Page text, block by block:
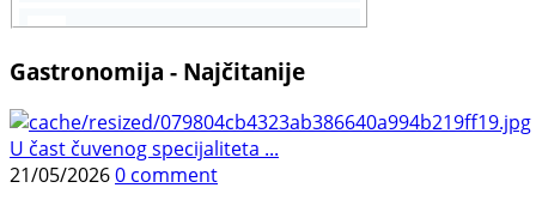
Gastronomija - Najčitanije
U čast čuvenog specijaliteta ...
21/05/20260 comment